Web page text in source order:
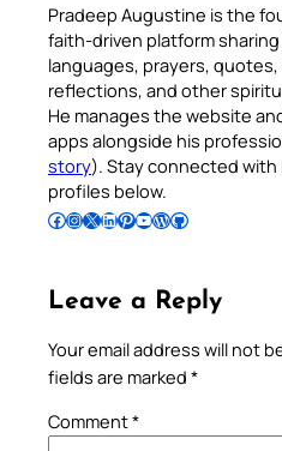
Pradeep Augustine is the
faith-driven platform
languages, prayers,
reflections, and other
He manages the website
apps alongside his
story). Stay connected with
profiles below.
Follow Pradeep on Facebook Follow Pradeep on InstagramFollow Pradeep on X Follow Pradeep on LinkedIn Follow Pradeep on Pinterest Subscribe to Pradeep’s Youtube Channel Follow Pradeep on WordPress Follow Pradeep on GitHub
Leave a Reply
Your email address will not
fields are marked *
Comment*